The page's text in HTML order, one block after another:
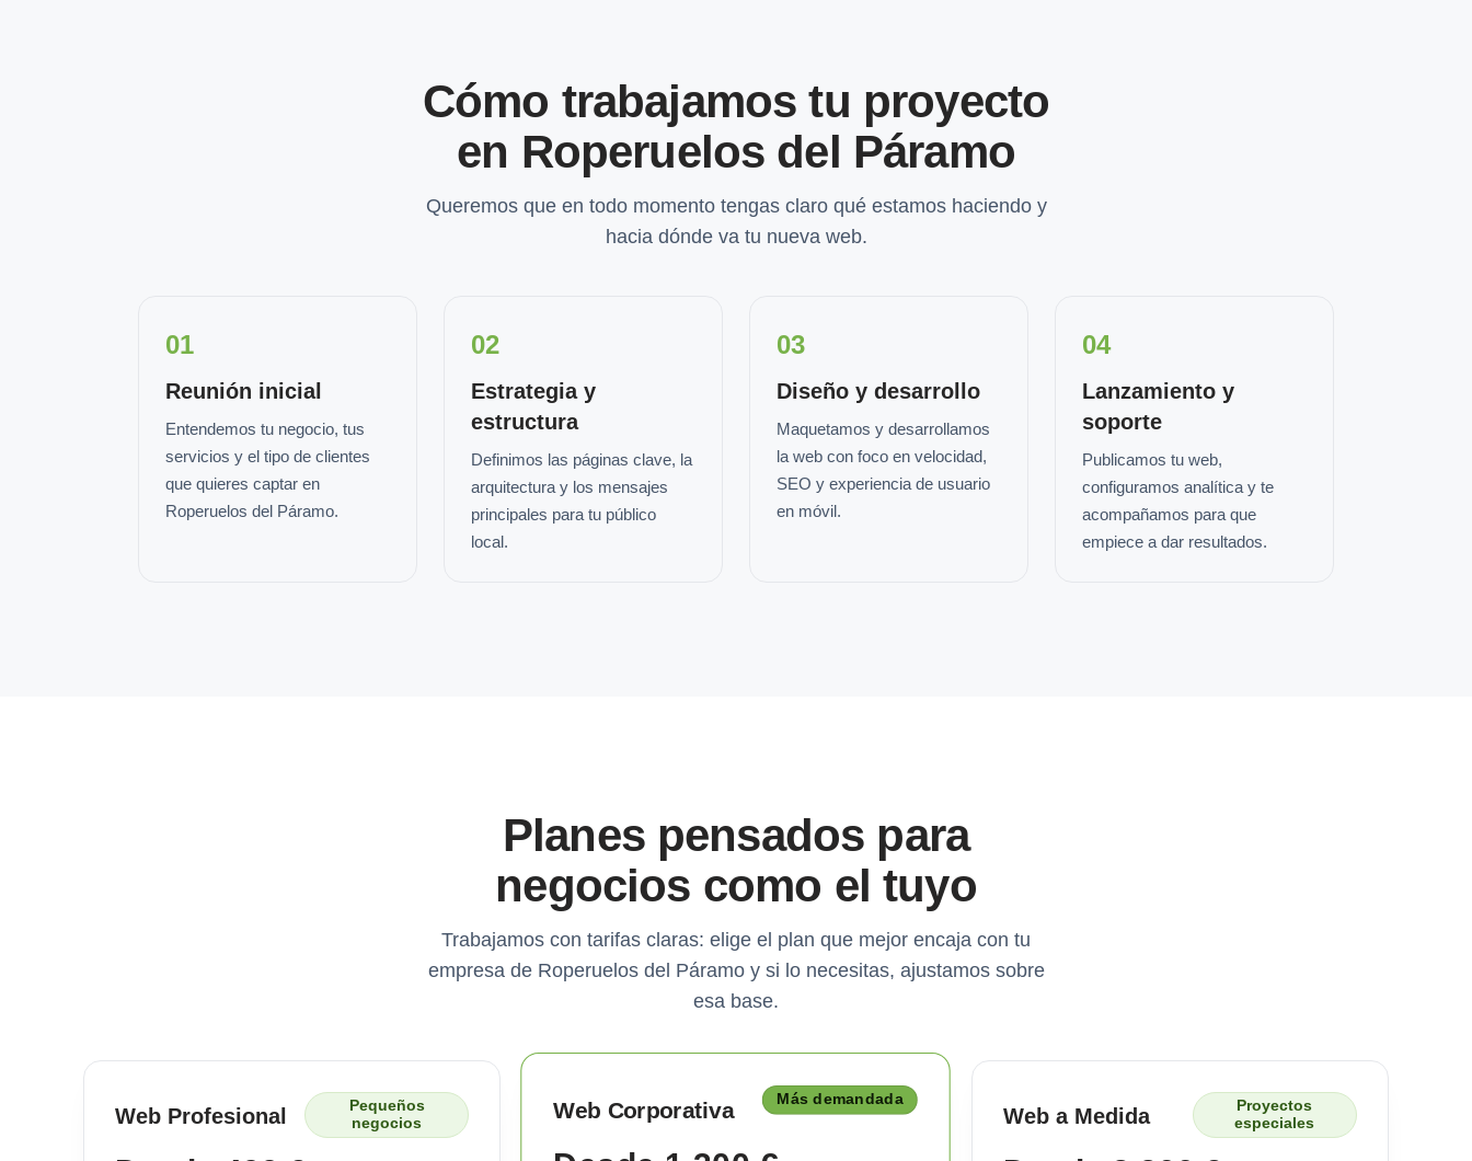
Cómo trabajamos tu proyecto
en Roperuelos del Páramo
Queremos que en todo momento tengas claro qué estamos haciendo y
hacia dónde va tu nueva web.
01
Reunión inicial
Entendemos tu negocio, tus
servicios y el tipo de clientes
que quieres captar en
Roperuelos del Páramo.
02
Estrategia y
estructura
Definimos las páginas clave, la
arquitectura y los mensajes
principales para tu público
local.
03
Diseño y desarrollo
Maquetamos y desarrollamos
la web con foco en velocidad,
SEO y experiencia de usuario
en móvil.
04
Lanzamiento y
soporte
Publicamos tu web,
configuramos analítica y te
acompañamos para que
empiece a dar resultados.
Planes pensados para
negocios como el tuyo
Trabajamos con tarifas claras: elige el plan que mejor encaja con tu
empresa de Roperuelos del Páramo y si lo necesitas, ajustamos sobre
esa base.
Web Profesional
Pequeños
negocios
Web Corporativa Más demandada
Web a Medida
Proyectos
especiales